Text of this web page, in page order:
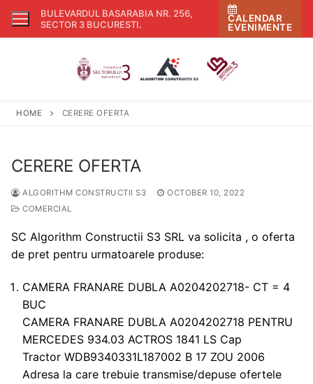
Skip
BULEVARDUL BASARABIA NR. 256,
SECTOR 3 BUCURESTI.
CALENDAR
EVENIMENTE
HOME CERERE OFERTA
CERERE OFERTA
ALGORITHM CONSTRUCTII S3
OCTOBER 10, 2022
COMERCIAL
SC Algorithm Constructii S3 SRL va solicita , o oferta
de pret pentru urmatoarele produse:
CAMERA FRANARE DUBLA A0204202718- CT = 4
BUC
CAMERA FRANARE DUBLA A0204202718 PENTRU
MERCEDES 934.03 ACTROS 1841 LS Cap
Tractor WDB9340331L187002 B 17 ZOU 2006
Adresa la care trebuie transmise/depuse ofertele